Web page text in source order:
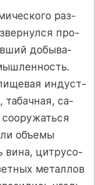
раз­
про­
до­бы­ва­
ин­дус­т­
та­бач­ная, са­
со­ору­жать­ся
объ­емы
ви­на, цит­ру­со­
ме­тал­лов